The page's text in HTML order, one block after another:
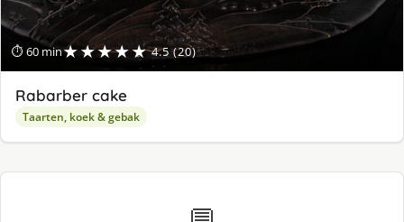
⏱ 60 min★★★★★ 4.5 (20)
Rabarber cake
Taarten, koek & gebak